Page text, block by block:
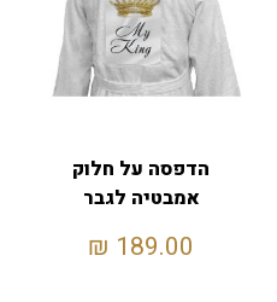
הדפסה על חלוק
אמבטיה לגבר
189.00
₪